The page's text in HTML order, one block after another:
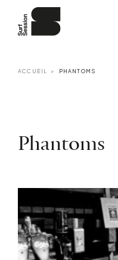
ACCUEIL PHANTOMS
Phantoms